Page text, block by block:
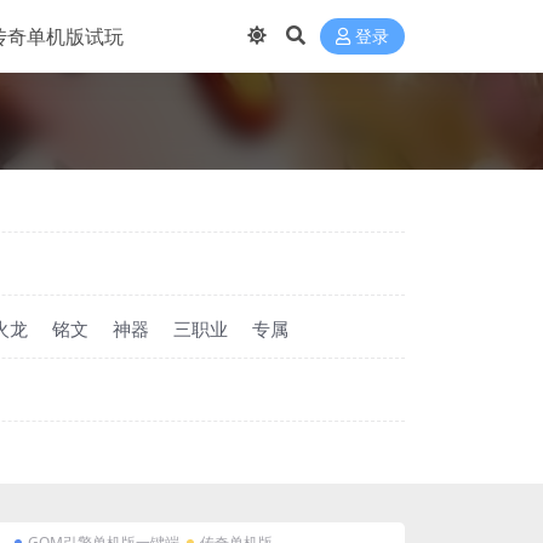
奇单机版试玩 登录
龙 铭文 神器 三职业 专属